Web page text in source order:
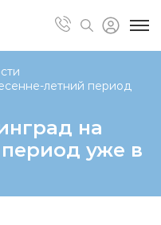
летний период
на
уже в